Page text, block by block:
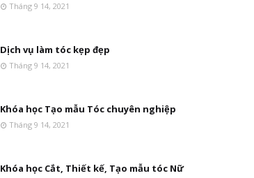
Tháng 9 14, 2021
Dịch vụ làm tóc kẹp đẹp
Tháng 9 14, 2021
Khóa học Tạo mẫu Tóc chuyên nghiệp
Tháng 9 14, 2021
Khóa học Cắt, Thiết kế, Tạo mẫu tóc Nữ